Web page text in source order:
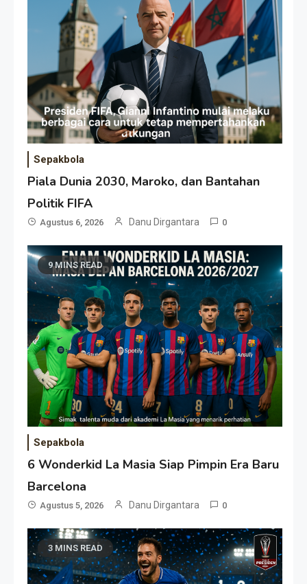
Sepakbola
Piala Dunia 2030, Maroko, dan Bantahan
Politik FIFA
Agustus 6, 2026 Danu Dirgantara 0
9 MINS READ
Sepakbola
6 Wonderkid La Masia Siap Pimpin Era Baru
Barcelona
Agustus 5, 2026 Danu Dirgantara 0
3 MINS READ